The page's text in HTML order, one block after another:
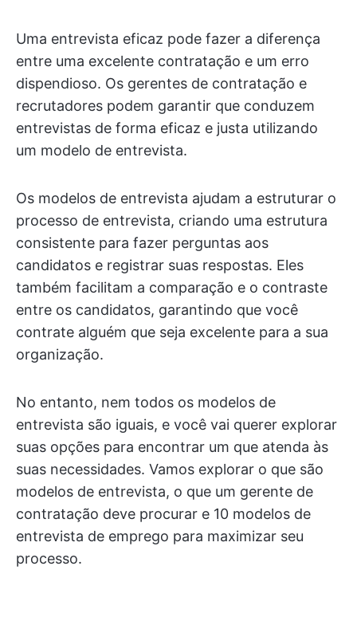
Uma entrevista eficaz pode fazer a diferença
entre uma excelente contratação e um erro
dispendioso. Os gerentes de contratação e
recrutadores podem garantir que conduzem
entrevistas de forma eficaz e justa utilizando
um modelo de entrevista.
Os modelos de entrevista ajudam a estruturar o
processo de entrevista, criando uma estrutura
consistente para fazer perguntas aos
candidatos e registrar suas respostas. Eles
também facilitam a comparação e o contraste
entre os candidatos, garantindo que você
contrate alguém que seja excelente para a sua
organização.
No entanto, nem todos os modelos de
entrevista são iguais, e você vai querer explorar
suas opções para encontrar um que atenda às
suas necessidades. Vamos explorar o que são
modelos de entrevista, o que um gerente de
contratação deve procurar e 10 modelos de
entrevista de emprego para maximizar seu
processo.